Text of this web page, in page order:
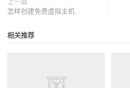
上一篇
怎样创建免费虚拟主机
相关推荐